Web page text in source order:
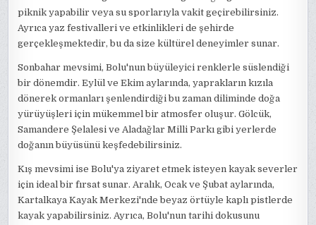
piknik yapabilir veya su sporlarıyla vakit geçirebilirsiniz.
Ayrıca yaz festivalleri ve etkinlikleri de şehirde
gerçekleşmektedir, bu da size kültürel deneyimler sunar.
Sonbahar mevsimi, Bolu'nun büyüleyici renklerle süslendiği
bir dönemdir. Eylül ve Ekim aylarında, yaprakların kızıla
dönerek ormanları şenlendirdiği bu zaman diliminde doğa
yürüyüşleri için mükemmel bir atmosfer oluşur. Gölcük,
Samandere Şelalesi ve Aladağlar Milli Parkı gibi yerlerde
doğanın büyüsünü keşfedebilirsiniz.
Kış mevsimi ise Bolu'ya ziyaret etmek isteyen kayak severler
için ideal bir fırsat sunar. Aralık, Ocak ve Şubat aylarında,
Kartalkaya Kayak Merkezi'nde beyaz örtüyle kaplı pistlerde
kayak yapabilirsiniz. Ayrıca, Bolu'nun tarihi dokusunu